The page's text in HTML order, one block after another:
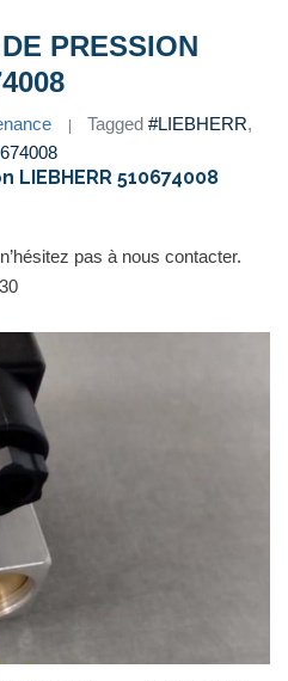
PRESSION
Tagged #LIEBHERR,
510674008
pas à nous contacter.